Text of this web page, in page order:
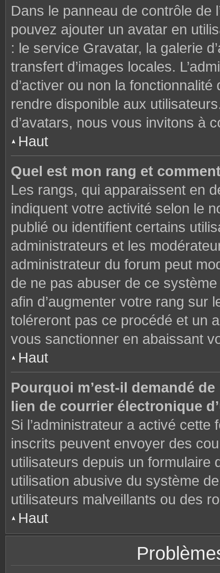
Dans le panneau de contrôle de
pouvez ajouter un avatar en
: le service Gravatar, la galerie
transfert d’images locales.
d’activer ou non la
rendre disponible aux
d’avatars, nous vous invitons à
Haut
Quel est mon rang et
Les rangs, qui apparaissent en
indiquent votre activité selon le
publié ou identifient certains
administrateurs et les
administrateur du forum peut
de ne pas abuser de ce
afin d’augmenter votre rang sur
toléreront pas ce procédé et un
vous sanctionner en abaissant
Haut
Pourquoi m’est-il demandé
lien de courrier électronique
Si l’administrateur a activé
inscrits peuvent envoyer des
utilisateurs depuis un formulaire
utilisation abusive du système
utilisateurs malveillants ou des
Haut